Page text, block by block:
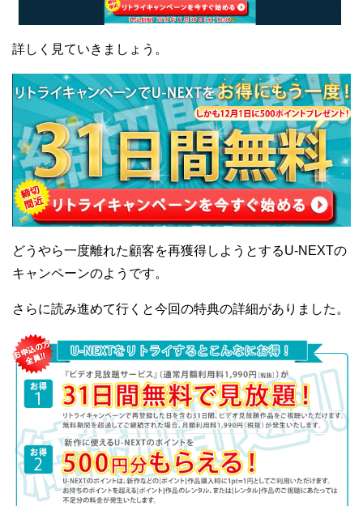
詳しく見ていきましょう。
どうやら一度離れた顧客を再獲得しようとするU-NEXTの
キャンペーンのようです。
さらに読み進めて行くと今回の特典の詳細がありました。